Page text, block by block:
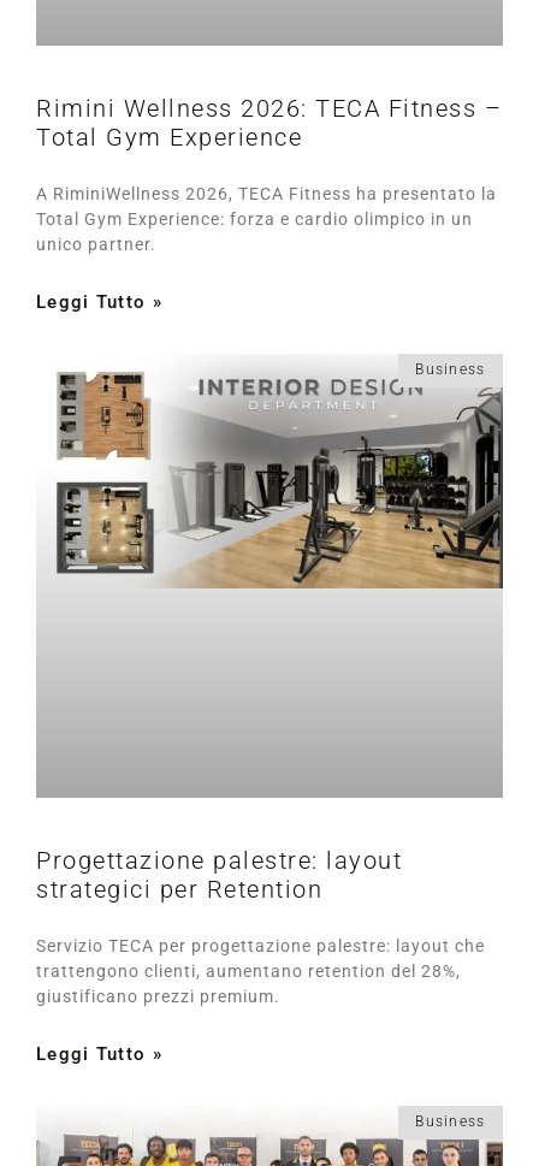
Rimini Wellness 2026: TECA Fitness –
Total Gym Experience
A RiminiWellness 2026, TECA Fitness ha presentato la
Total Gym Experience: forza e cardio olimpico in un
unico partner.
Leggi Tutto »
Business
Progettazione palestre: layout
strategici per Retention
Servizio TECA per progettazione palestre: layout che
trattengono clienti, aumentano retention del 28%,
giustificano prezzi premium.
Leggi Tutto »
Business